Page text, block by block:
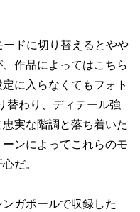
ドに切り替えるとやや
作品によってはこちら
に入らなくてもフォト
替わり、ディテール強
実な階調と落ち着いた
ンによってこれらのモ
だ。
ガポールで収録した